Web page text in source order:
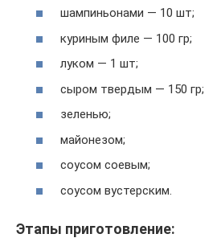
шампиньонами — 10 шт;
куриным филе — 100 гр;
луком — 1 шт;
сыром твердым — 150 гр;
зеленью;
майонезом;
соусом соевым;
соусом вустерским.
Этапы приготовление: